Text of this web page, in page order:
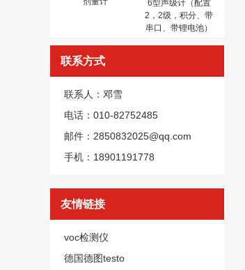
6型声级计（配置
2，2级，积分、带
串口、带锂电池）
联系方式
联系人：邓雪
电话：010-82752485
邮件：2850832025@qq.com
手机：18901191778
友情链接
voc检测仪
德国德图testo